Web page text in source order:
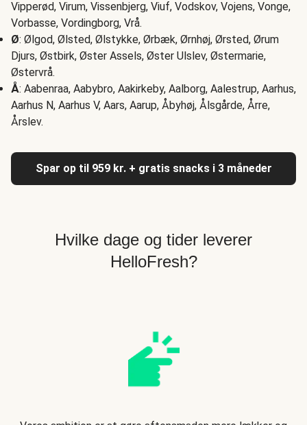
Vipperød, Virum, Vissenbjerg, Viuf, Vodskov, Vojens, Vonge,
Vorbasse, Vordingborg, Vrå.
Ø: Ølgod, Ølsted, Ølstykke, Ørbæk, Ørnhøj, Ørsted, Ørum
Djurs, Østbirk, Øster Assels, Øster Ulslev, Østermarie,
Østervrå.
Å: Aabenraa, Aabybro, Aakirkeby, Aalborg, Aalestrup, Aarhus,
Aarhus N, Aarhus V, Aars, Aarup, Åbyhøj, Ålsgårde, Årre,
Årslev.
Spar op til 959 kr. + gratis snacks i 3 måneder
Hvilke dage og tider leverer
HelloFresh?